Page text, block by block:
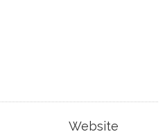
Website